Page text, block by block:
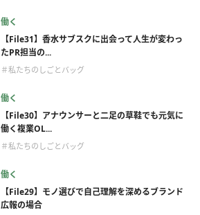
働く
【File31】香水サブスクに出会って人生が変わっ
たPR担当の...
＃私たちのしごとバッグ
働く
【File30】アナウンサーと二足の草鞋でも元気に
働く複業OL...
＃私たちのしごとバッグ
働く
【File29】モノ選びで自己理解を深めるブランド
広報の場合